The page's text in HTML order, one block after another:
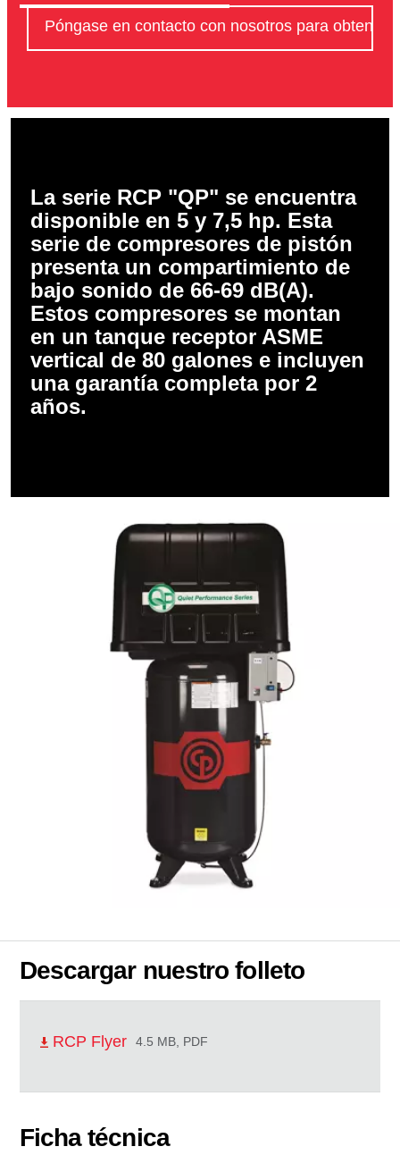
Póngase en contacto con nosotros para obtener
La serie RCP "QP" se encuentra
disponible en 5 y 7,5 hp. Esta
serie de compresores de pistón
presenta un compartimiento de
bajo sonido de 66-69 dB(A).
Estos compresores se montan
en un tanque receptor ASME
vertical de 80 galones e incluyen
una garantía completa por 2
años.
Descargar nuestro folleto
RCP Flyer 4.5 MB, PDF
Ficha técnica